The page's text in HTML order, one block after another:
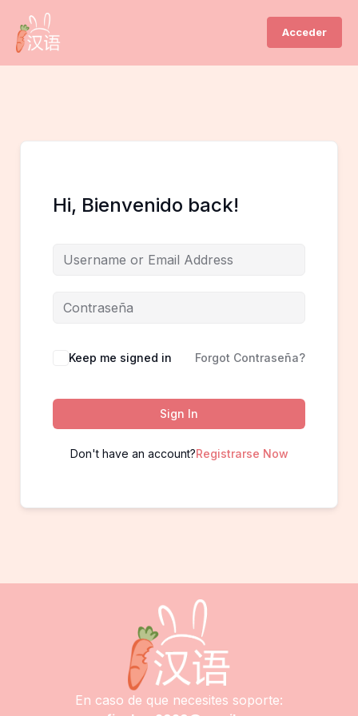
contenido
Acceder
Hi, Bienvenido back!
Keep me signed in Forgot Contraseña?
Sign In
Don't have an account?Registrarse Now
En caso de que necesites soporte: